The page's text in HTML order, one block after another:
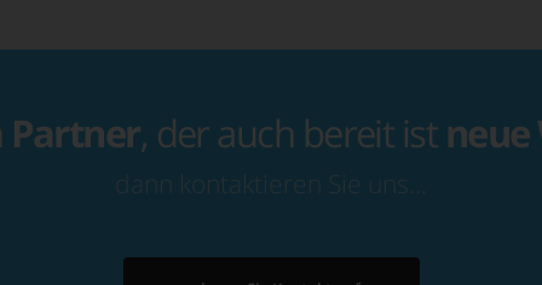
Partner, der auch bereit ist neue
dann kontaktieren Sie uns…